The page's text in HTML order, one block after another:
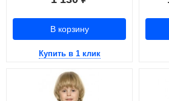
В корзину
Купить в 1 клик